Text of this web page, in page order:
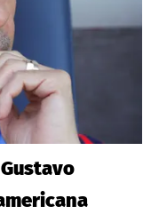
CHILENA
COLO
DE CHILE
CATÓLICA
NACIONAL
DE POSICIONES